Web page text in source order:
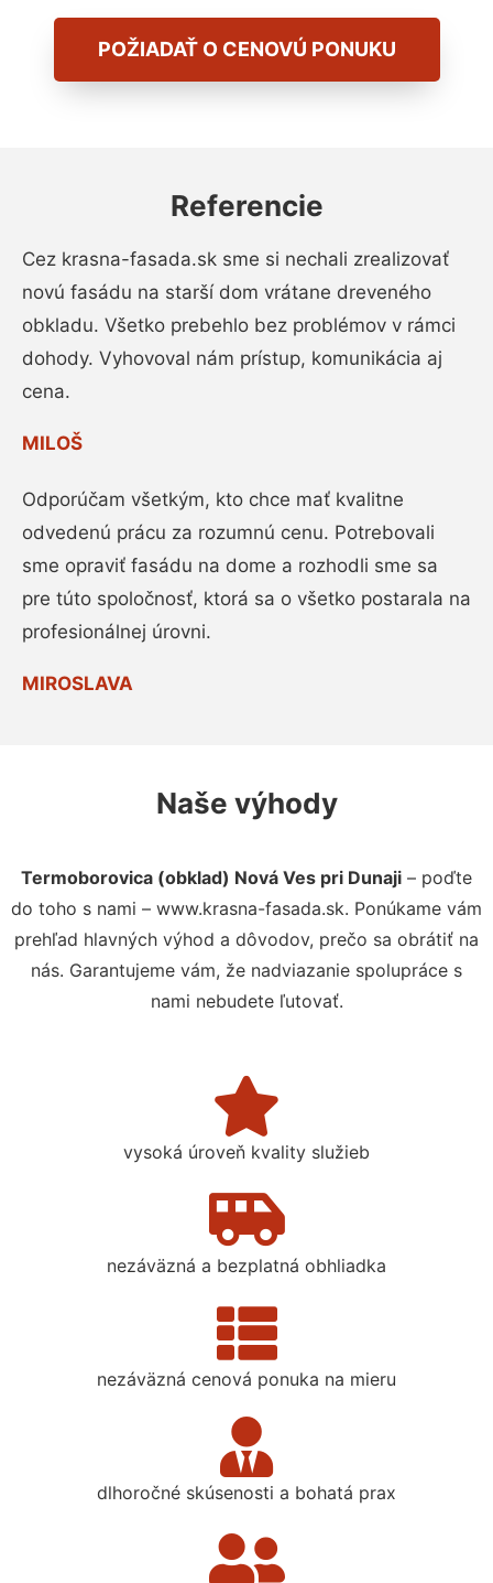
POŽIADAŤ O CENOVÚ PONUKU
Referencie
Cez krasna-fasada.sk sme si nechali zrealizovať
novú fasádu na starší dom vrátane dreveného
obkladu. Všetko prebehlo bez problémov v rámci
dohody. Vyhovoval nám prístup, komunikácia aj
cena.
MILOŠ
Odporúčam všetkým, kto chce mať kvalitne
odvedenú prácu za rozumnú cenu. Potrebovali
sme opraviť fasádu na dome a rozhodli sme sa
pre túto spoločnosť, ktorá sa o všetko postarala na
profesionálnej úrovni.
MIROSLAVA
Naše výhody
Termoborovica (obklad) Nová Ves pri Dunaji – poďte
do toho s nami – www.krasna-fasada.sk. Ponúkame vám
prehľad hlavných výhod a dôvodov, prečo sa obrátiť na
nás. Garantujeme vám, že nadviazanie spolupráce s
nami nebudete ľutovať.
vysoká úroveň kvality služieb
nezáväzná a bezplatná obhliadka
nezáväzná cenová ponuka na mieru
dlhoročné skúsenosti a bohatá prax